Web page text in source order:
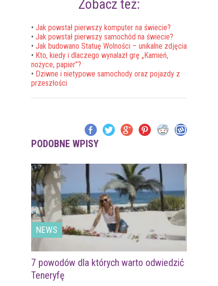
Zobacz też:
• Jak powstał pierwszy komputer na świecie?
• Jak powstał pierwszy samochód na świecie?
• Jak budowano Statuę Wolności – unikalne zdjęcia
• Kto, kiedy i dlaczego wynalazł grę „Kamień,
nożyce, papier”?
• Dziwne i nietypowe samochody oraz pojazdy z
przeszłości
PODOBNE WPISY
NEWS
7 powodów dla których warto odwiedzić
Teneryfę